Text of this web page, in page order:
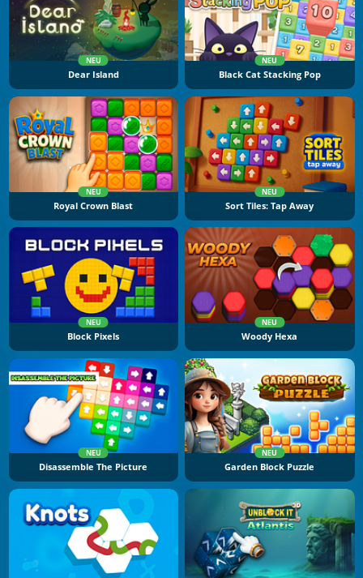
NEU
Dear Island
NEU
Black Cat Stacking Pop
NEU
Royal Crown Blast
NEU
Sort Tiles: Tap Away
NEU
Block Pixels
NEU
Woody Hexa
NEU
Disassemble The Picture
NEU
Garden Block Puzzle